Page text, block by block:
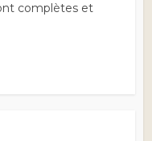
complètes et